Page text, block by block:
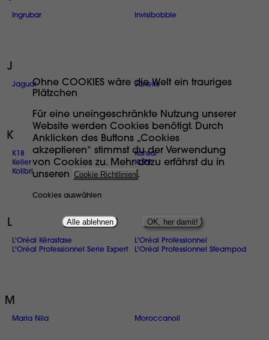
Ingrubar Invisibobble
J
Jaguar Jäneke
K
K18
Kansai
Keller
KLIPP
Kolibri
L
L'Oréal Kérastase
L'Oréal Professionnel
L'Oréal Professionnel Serie Expert
L'Oréal Professionnel Steampod
M
Maria Nila Moroccanoil
Ohne COOKIES wäre die Welt ein trauriges
Plätzchen
Für eine uneingeschränkte Nutzung unserer
Website werden Cookies benötigt. Durch
Anklicken des Buttons „Cookies
akzeptieren“ stimmst du der Verwendung
von Cookies zu. Mehr dazu erfährst du in
unseren Cookie Richtlinien .
Cookies auswählen
Alle ablehnen OK, her damit!